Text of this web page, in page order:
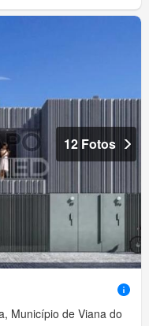
12 Fotos
Município de Viana do